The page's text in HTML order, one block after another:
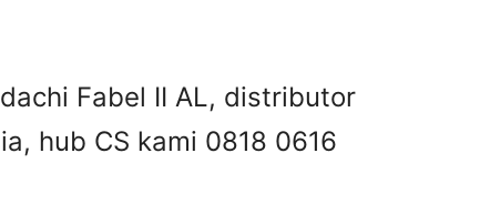
Fabel II AL, distributor
hub CS kami 0818 0616